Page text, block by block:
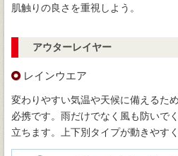
肌触りの良さを重視しよう。
アウターレイヤー
レインウエア
変わりやすい気温や天候に備えるた
必携です。雨だけでなく風も防いで
立ちます。上下別タイプが動きやす